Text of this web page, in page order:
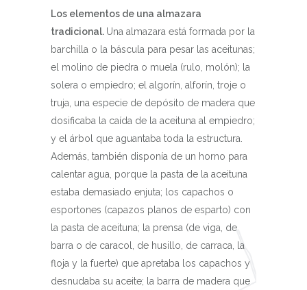
Los elementos de una almazara
tradicional. Una almazara está formada por la
barchilla o la báscula para pesar las aceitunas;
el molino de piedra o muela (rulo, molón); la
solera o empiedro; el algorín, alforín, troje o
truja, una especie de depósito de madera que
dosificaba la caída de la aceituna al empiedro;
y el árbol que aguantaba toda la estructura.
Además, también disponía de un horno para
calentar agua, porque la pasta de la aceituna
estaba demasiado enjuta; los capachos o
esportones (capazos planos de esparto) con
la pasta de aceituna; la prensa (de viga, de
barra o de caracol, de husillo, de carraca, la
floja y la fuerte) que apretaba los capachos y
desnudaba su aceite; la barra de madera que